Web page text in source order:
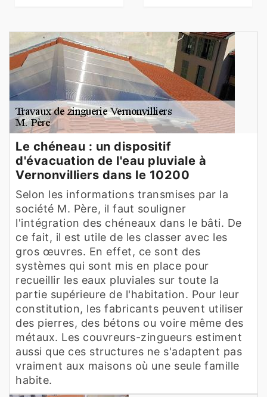
Le chéneau : un dispositif
d'évacuation de l'eau pluviale à
Vernonvilliers dans le 10200
Selon les informations transmises par la
société M. Père, il faut souligner
l'intégration des chéneaux dans le bâti. De
ce fait, il est utile de les classer avec les
gros œuvres. En effet, ce sont des
systèmes qui sont mis en place pour
recueillir les eaux pluviales sur toute la
partie supérieure de l'habitation. Pour leur
constitution, les fabricants peuvent utiliser
des pierres, des bétons ou voire même des
métaux. Les couvreurs-zingueurs estiment
aussi que ces structures ne s'adaptent pas
vraiment aux maisons où une seule famille
habite.